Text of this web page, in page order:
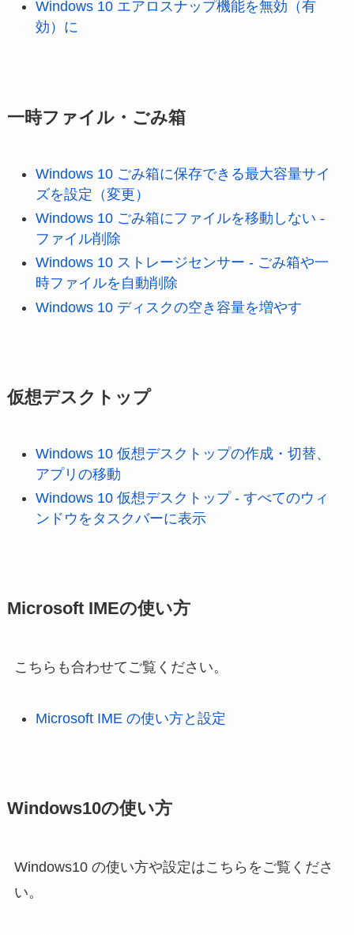
Windows 10 エアロスナップ機能を無効（有
効）に
一時ファイル・ごみ箱
Windows 10 ごみ箱に保存できる最大容量サイ
ズを設定（変更）
Windows 10 ごみ箱にファイルを移動しない -
ファイル削除
Windows 10 ストレージセンサー - ごみ箱や一
時ファイルを自動削除
Windows 10 ディスクの空き容量を増やす
仮想デスクトップ
Windows 10 仮想デスクトップの作成・切替、
アプリの移動
Windows 10 仮想デスクトップ - すべてのウィ
ンドウをタスクバーに表示
Microsoft IMEの使い方
こちらも合わせてご覧ください。
Microsoft IME の使い方と設定
Windows10の使い方
Windows10 の使い方や設定はこちらをご覧くださ
い。